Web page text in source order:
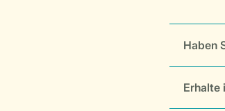
Haben
Erhalte